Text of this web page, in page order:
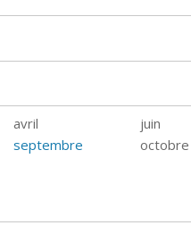
avril
juin
septembre
octobre